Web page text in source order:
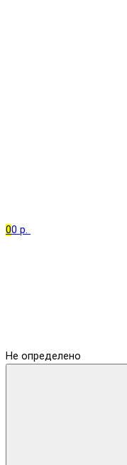
00 р.
Не определено